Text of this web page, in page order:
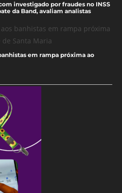
investigado por fraudes no INSS
da Band, avaliam analistas
em rampa próxima ao